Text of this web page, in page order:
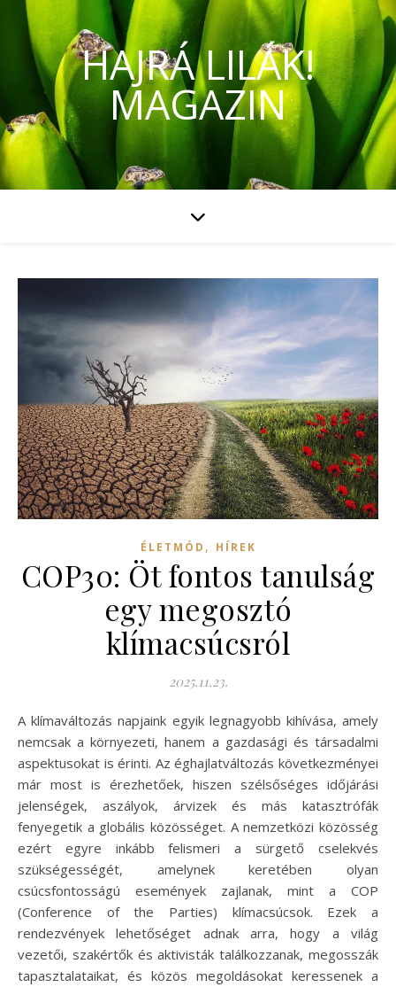
HAJRÁ LILÁK!
MAGAZIN
ÉLETMÓD , HÍREK
COP30: Öt fontos tanulság
egy megosztó
klímacsúcsról
2025.11.23.
A klímaváltozás napjaink egyik legnagyobb kihívása, amely
nemcsak a környezeti, hanem a gazdasági és társadalmi
aspektusokat is érinti. Az éghajlatváltozás következményei
már most is érezhetőek, hiszen szélsőséges időjárási
jelenségek, aszályok, árvizek és más katasztrófák
fenyegetik a globális közösséget. A nemzetközi közösség
ezért egyre inkább felismeri a sürgető cselekvés
szükségességét, amelynek keretében olyan
csúcsfontosságú események zajlanak, mint a COP
(Conference of the Parties) klímacsúcsok. Ezek a
rendezvények lehetőséget adnak arra, hogy a világ
vezetői, szakértők és aktivisták találkozzanak, megosszák
tapasztalataikat, és közös megoldásokat keressenek a